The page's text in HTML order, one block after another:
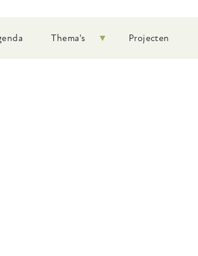
Thema's Projecten